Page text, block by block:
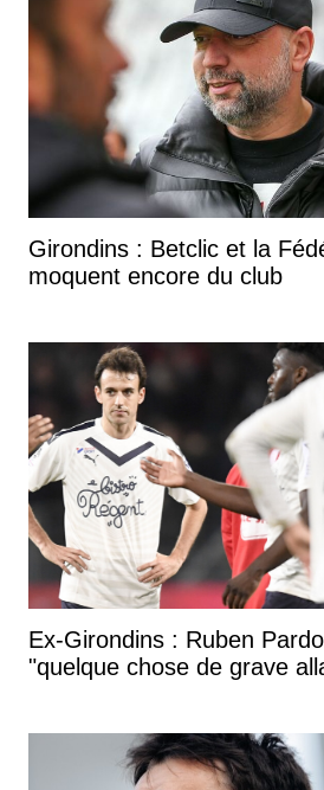
Girondins : Betclic et la
moquent encore du club
Ex-Girondins : Ruben
"quelque chose de grave